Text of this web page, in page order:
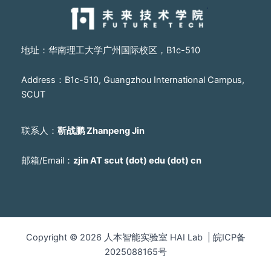
地址：华南理工大学广州国际校区，B1c-510
Address：B1c-510, Guangzhou International Campus,
SCUT
联系人： 靳战鹏 Zhanpeng Jin
邮箱/Email： zjin AT scut (dot) edu (dot) cn
Copyright © 2026 人本智能实验室 HAI Lab | 皖ICP备
2025088165号